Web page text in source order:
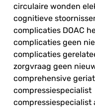
circulaire wonden
cognitieve
complicaties DOAC
complicaties geen
complicaties
zorgvraag geen
comprehensive
compressiespecialist
compressiespecialist